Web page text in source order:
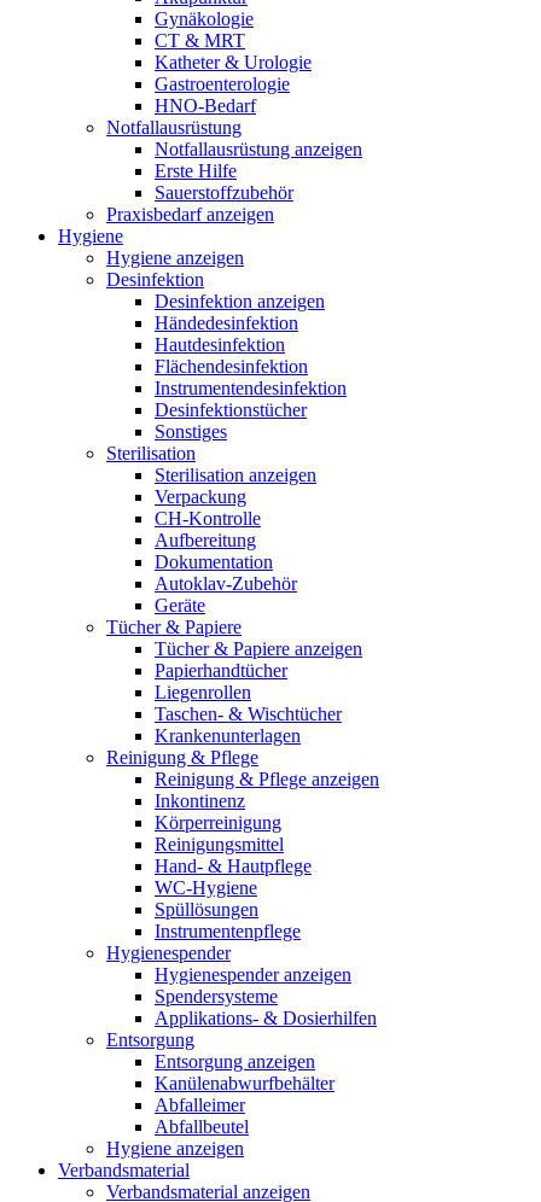
Gynäkologie
CT & MRT
Katheter & Urologie
Gastroenterologie
HNO-Bedarf
Notfallausrüstung
Notfallausrüstung anzeigen
Erste Hilfe
Sauerstoffzubehör
Praxisbedarf anzeigen
Hygiene
Hygiene anzeigen
Desinfektion
Desinfektion anzeigen
Händedesinfektion
Hautdesinfektion
Flächendesinfektion
Instrumentendesinfektion
Desinfektionstücher
Sonstiges
Sterilisation
Sterilisation anzeigen
Verpackung
CH-Kontrolle
Aufbereitung
Dokumentation
Autoklav-Zubehör
Geräte
Tücher & Papiere
Tücher & Papiere anzeigen
Papierhandtücher
Liegenrollen
Taschen- & Wischtücher
Krankenunterlagen
Reinigung & Pflege
Reinigung & Pflege anzeigen
Inkontinenz
Körperreinigung
Reinigungsmittel
Hand- & Hautpflege
WC-Hygiene
Spüllösungen
Instrumentenpflege
Hygienespender
Hygienespender anzeigen
Spendersysteme
Applikations- & Dosierhilfen
Entsorgung
Entsorgung anzeigen
Kanülenabwurfbehälter
Abfalleimer
Abfallbeutel
Hygiene anzeigen
Verbandsmaterial
Verbandsmaterial anzeigen